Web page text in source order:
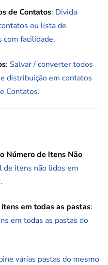
de Contatos: Divida
ou lista de
facilidade.
: Salvar / converter todos
distribuição em contatos
Contatos.
Número de Itens Não
de itens não lidos em
em todas as pastas:
em todas as pastas do
várias pastas do mesmo